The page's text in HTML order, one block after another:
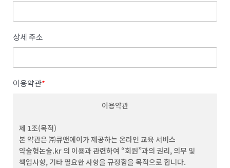
상세 주소
이용약관*
이용약관
제 1조(목적)
본 약관은 ㈜큐앤에이가 제공하는 온라인 교육 서비스
약술형논술.kr 의 이용과 관련하여 “회원”과의 권리, 의무 및
책임사항, 기타 필요한 사항을 규정함을 목적으로 합니다.